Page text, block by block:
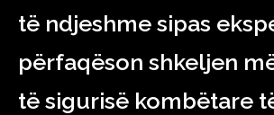
të ndjeshme sipas
përfaqëson shkeljen
të sigurisë kombëtare